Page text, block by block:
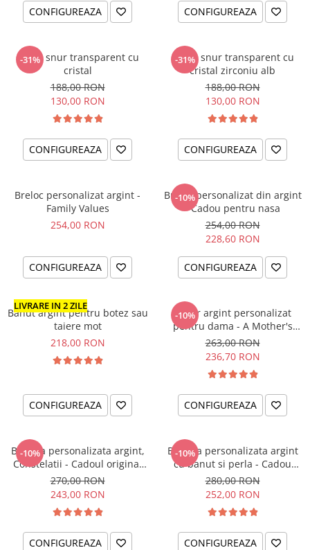
CONFIGUREAZA CONFIGUREAZA
-31%
Colier snur transparent cu
cristal
188,00 RON
130,00 RON
CONFIGUREAZA
-31%
Colier snur transparent cu
cristal zirconiu alb
188,00 RON
130,00 RON
CONFIGUREAZA
Breloc personalizat argint -
Family Values
254,00 RON
CONFIGUREAZA
-10%
Breloc personalizat din argint
- Cadou pentru nasa
254,00 RON
228,60 RON
CONFIGUREAZA
LIVRARE IN 2 ZILE
Banut argint pentru botez sau
taiere mot
218,00 RON
CONFIGUREAZA
-10%
Colier argint personalizat
pentru dama - A Mother's
Love
263,00 RON
236,70 RON
CONFIGUREAZA
-10%
Bratara personalizata argint,
Constelatii - Cadoul original
pentru sora sau prietena ta
270,00 RON
243,00 RON
CONFIGUREAZA
-10%
Bratara personalizata argint
cu banut si perla - Cadou
pentru nasa
280,00 RON
252,00 RON
CONFIGUREAZA